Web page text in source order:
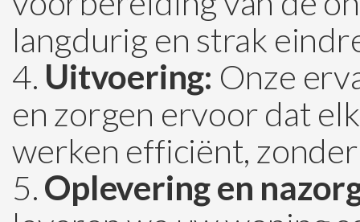
langdurig en strak
Uitvoering: Onze
en zorgen ervoor dat
werken efficiënt,
Oplevering en